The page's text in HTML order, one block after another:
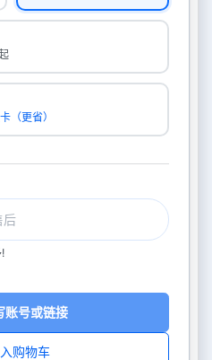
（更省）
购物车
账号或链接